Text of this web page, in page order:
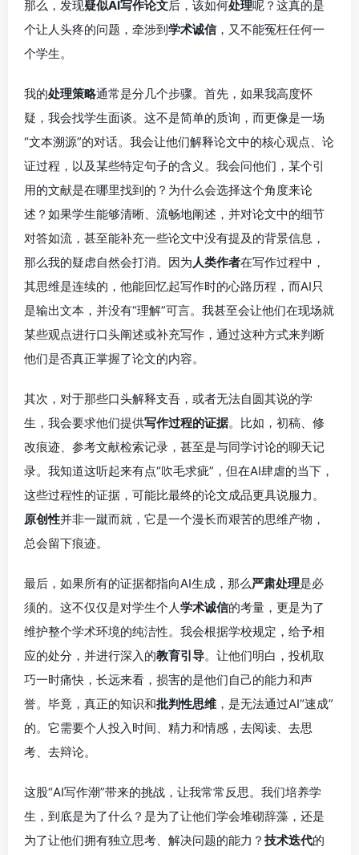
那么，发现疑似AI写作论文后，该如何处理呢？这真的是
个让人头疼的问题，牵涉到学术诚信，又不能冤枉任何一
个学生。
我的处理策略通常是分几个步骤。首先，如果我高度怀
疑，我会找学生面谈。这不是简单的质询，而更像是一场
“文本溯源”的对话。我会让他们解释论文中的核心观点、论
证过程，以及某些特定句子的含义。我会问他们，某个引
用的文献是在哪里找到的？为什么会选择这个角度来论
述？如果学生能够清晰、流畅地阐述，并对论文中的细节
对答如流，甚至能补充一些论文中没有提及的背景信息，
那么我的疑虑自然会打消。因为 人类作者在写作过程中，
其思维是连续的，他能回忆起写作时的心路历程，而AI只
是输出文本，并没有“理解”可言。我甚至会让他们在现场就
某些观点进行口头阐述或补充写作，通过这种方式来判断
他们是否真正掌握了论文的内容。
其次，对于那些口头解释支吾，或者无法自圆其说的学
生，我会要求他们提供写作过程的证据。比如，初稿、修
改痕迹、参考文献检索记录，甚至是与同学讨论的聊天记
录。我知道这听起来有点“吹毛求疵”，但在AI肆虐的当下，
这些过程性的证据，可能比最终的论文成品更具说服力。
原创性并非一蹴而就，它是一个漫长而艰苦的思维产物，
总会留下痕迹。
最后，如果所有的证据都指向AI生成，那么严肃处理是必
须的。这不仅仅是对学生个人学术诚信的考量，更是为了
维护整个学术环境的纯洁性。我会根据学校规定，给予相
应的处分，并进行深入的教育引导。让他们明白，投机取
巧一时痛快，长远来看，损害的是他们自己的能力和声
誉。毕竟，真正的知识和批判性思维 ，是无法通过AI“速成”
的。它需要个人投入时间、精力和情感，去阅读、去思
考、去辩论。
这股“AI写作潮”带来的挑战，让我常常反思。我们培养学
生，到底是为了什么？是为了让他们学会堆砌辞藻，还是
为了让他们拥有独立思考、解决问题的能力？ 技术迭代的